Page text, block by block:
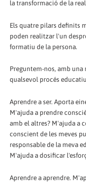
la transformació de la
Els quatre pilars definits
poden realitzar l'un
formatiu de la persona.
Preguntem-nos, amb
qualsevol procés
Aprendre a ser. Aporta
M'ajuda a prendre
amb el altres? M'ajuda a
conscient de les meves
responsable de la meva
M'ajuda a dosificar
Aprendre a aprendre.